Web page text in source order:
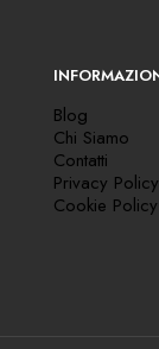
Blog
Chi Siamo
Contatti
Privacy Policy
Cookie Policy